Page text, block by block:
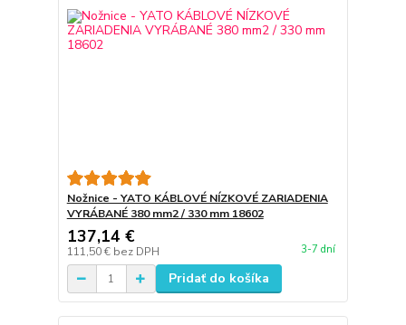
Nožnice - YATO KÁBLOVÉ NÍZKOVÉ ZARIADENIA
VYRÁBANÉ 380 mm2 / 330 mm 18602
137,14 €
111,50 € bez DPH 3-7 dní
Pridať do košíka